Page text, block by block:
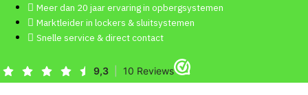
naar
Meer dan 20 jaar ervaring in opbergsystemen
Marktleider in lockers & sluitsystemen
Snelle service & direct contact